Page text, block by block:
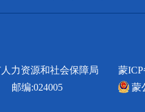
力资源和社会保障局
邮编:024005
蒙ICP
蒙